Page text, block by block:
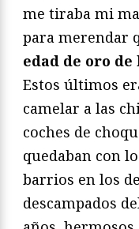
me tiraba mi
para merendar
edad de oro
Estos últimos
camelar a las
coches de
quedaban con
barrios en los
descampados